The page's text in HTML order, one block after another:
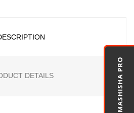
MASHISHA PRO
DETAILS